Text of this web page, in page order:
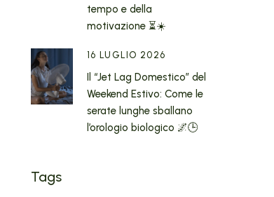
tempo e della
motivazione ⏳☀️
16 LUGLIO 2026
Il “Jet Lag Domestico” del
Weekend Estivo: Come le
serate lunghe sballano
l’orologio biologico 🌌🕒
Tags